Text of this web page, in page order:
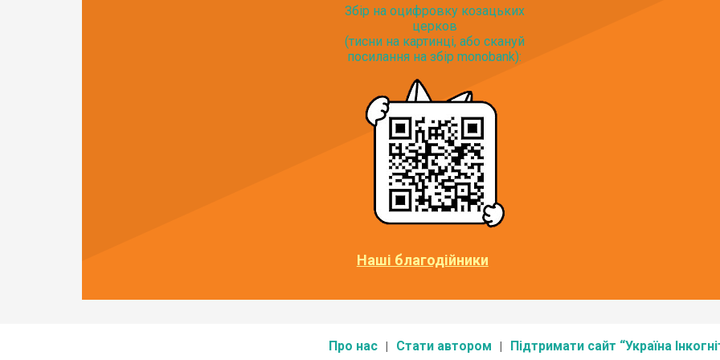
Збір на оцифровку козацьких
церков
(тисни на картинці, або скануй
посилання на збір monobank):
Наші благодійники
Про нас Стати автором Підтримати сайт “Україна